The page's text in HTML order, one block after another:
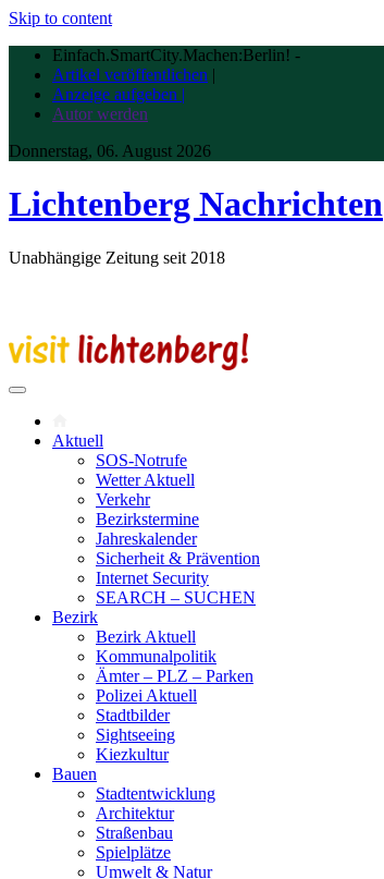
Skip to content
Einfach.SmartCity.Machen:Berlin! -
Artikel veröffentlichen |
Anzeige aufgeben |
Autor werden
Donnerstag, 06. August 2026
Lichtenberg Nachrichten
Unabhängige Zeitung seit 2018
Aktuell
SOS-Notrufe
Wetter Aktuell
Verkehr
Bezirkstermine
Jahreskalender
Sicherheit & Prävention
Internet Security
SEARCH – SUCHEN
Bezirk
Bezirk Aktuell
Kommunalpolitik
Ämter – PLZ – Parken
Polizei Aktuell
Stadtbilder
Sightseeing
Kiezkultur
Bauen
Stadtentwicklung
Architektur
Straßenbau
Spielplätze
Umwelt & Natur